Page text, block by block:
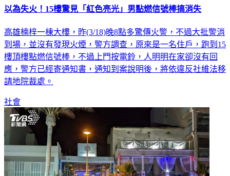
以為失火！15樓驚見「紅色亮光」男點燃信號棒搞消失
高雄楠梓一棟大樓，昨(3/18)晚8點多驚傳火警，不過大批警消
到場，並沒有發現火煙，警方調查，原來是一名住戶，跑到15
樓頂樓點燃信號棒，不過上門按電鈴，人明明在家卻沒有回
應，警方已經寄通知書，通知到案說明後，將依違反社維法移
請地院裁處。
社會